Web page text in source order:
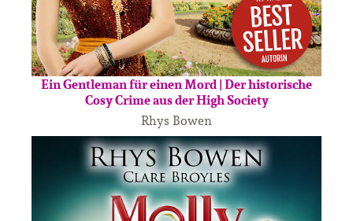
Ein Gentleman für einen Mord | Der historische
Cosy Crime aus der High Society
Rhys Bowen